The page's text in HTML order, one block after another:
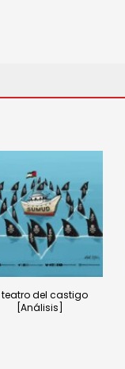
teatro del castigo
[Análisis]